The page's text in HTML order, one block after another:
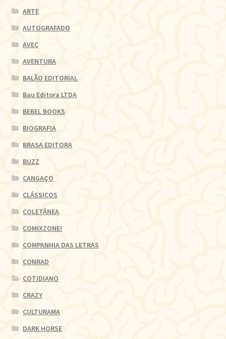
ARTE
AUTOGRAFADO
AVEC
AVENTURA
BALÃO EDITORIAL
Bau Editora LTDA
BEBEL BOOKS
BIOGRAFIA
BRASA EDITORA
BUZZ
CANGAÇO
CLÁSSICOS
COLETÂNEA
COMIXZONE!
COMPANHIA DAS LETRAS
CONRAD
COTIDIANO
CRAZY
CULTURAMA
DARK HORSE